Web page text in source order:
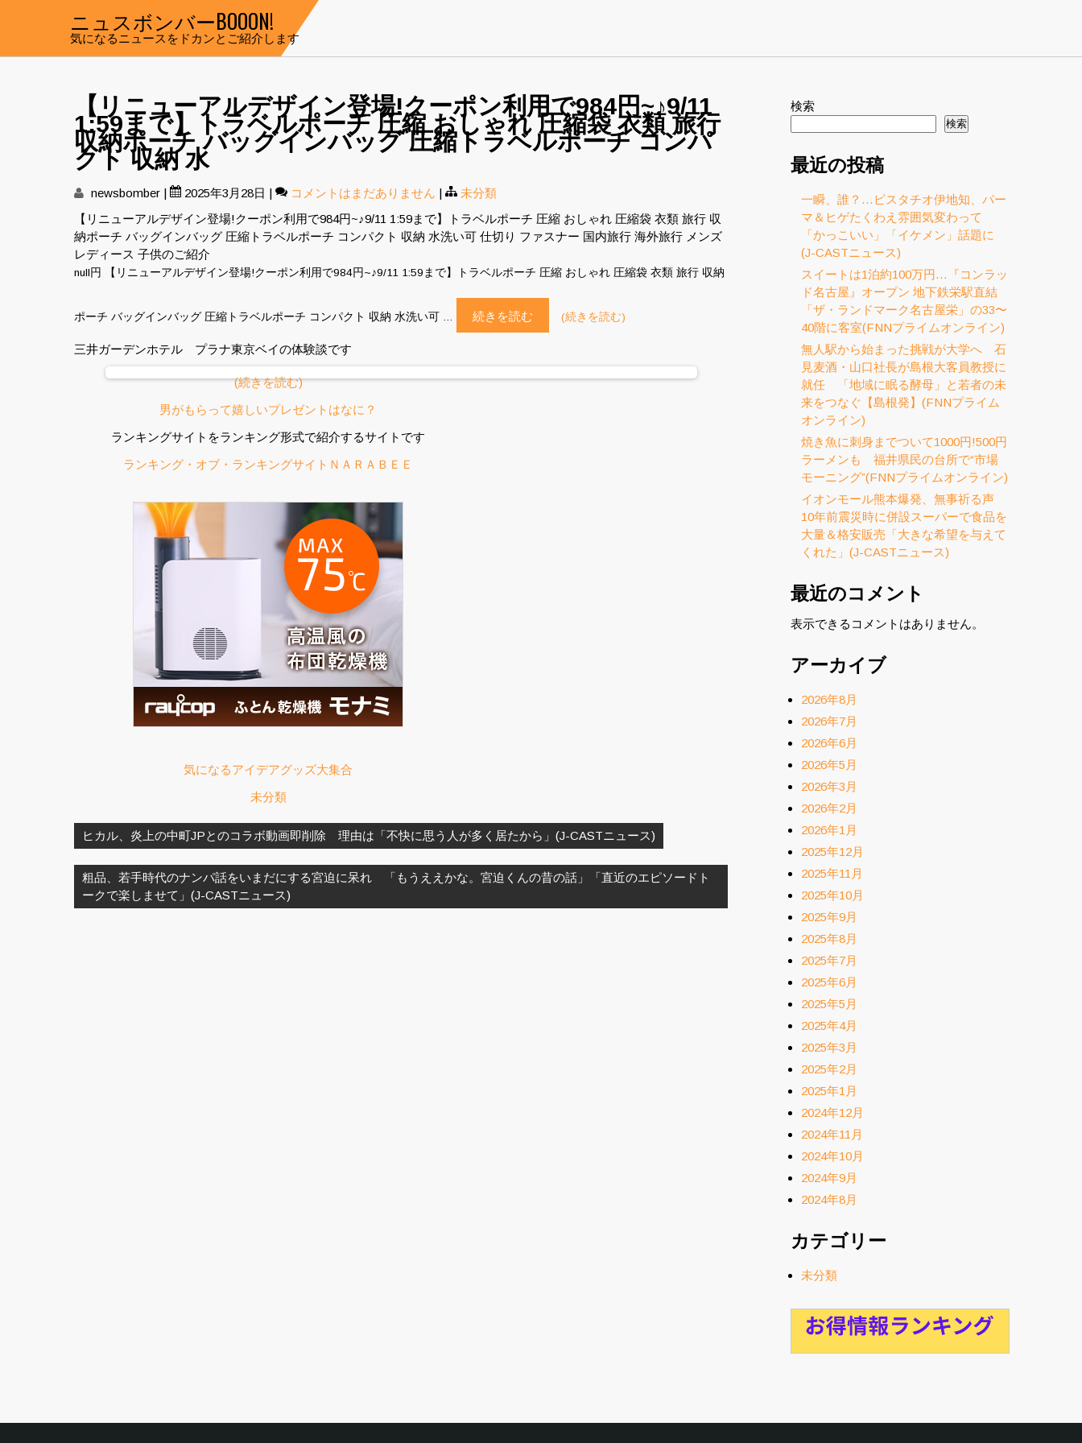
ニュスボンバーBOOON!
気になるニュースをドカンとご紹介します
【リニューアルデザイン登場!クーポン利用で984円~♪9/11
1:59まで】トラベルポーチ 圧縮 おしゃれ 圧縮袋 衣類 旅行
収納ポーチ バッグインバッグ 圧縮トラベルポーチ コンパ
クト 収納 水
newsbomber | 2025年3月28日 | コメントはまだありません |
未分類
【リニューアルデザイン登場!クーポン利用で984円~♪9/11 1:59まで】トラベルポーチ 圧縮 おしゃれ 圧縮袋 衣類 旅行 収
納ポーチ バッグインバッグ 圧縮トラベルポーチ コンパクト 収納 水洗い可 仕切り ファスナー 国内旅行 海外旅行 メンズ
レディース 子供のご紹介
null円 【リニューアルデザイン登場!クーポン利用で984円~♪9/11 1:59まで】トラベルポーチ 圧縮 おしゃれ 圧縮袋 衣類 旅行 収納
ポーチ バッグインバッグ 圧縮トラベルポーチ コンパクト 収納 水洗い可 … 続きを読む (続きを読む)
三井ガーデンホテル プラナ東京ベイの体験談です
(続きを読む)
男がもらって嬉しいプレゼントはなに？
ランキングサイトをランキング形式で紹介するサイトです
ランキング・オブ・ランキングサイトＮＡＲＡＢＥＥ
気になるアイデアグッズ大集合
未分類
ヒカル、炎上の中町JPとのコラボ動画即削除 理由は「不快に思う人が多く居たから」(J-CASTニュース)
粗品、若手時代のナンパ話をいまだにする宮迫に呆れ 「もうええかな。宮迫くんの昔の話」「直近のエピソードト
ークで楽しませて」(J-CASTニュース)
検索
検索
最近の投稿
一瞬、誰？…ピスタチオ伊地知、パー
マ＆ヒゲたくわえ雰囲気変わって
「かっこいい」「イケメン」話題に
(J-CASTニュース)
スイートは1泊約100万円…『コンラッ
ド名古屋』オープン 地下鉄栄駅直結
「ザ・ランドマーク名古屋栄」の33〜
40階に客室(FNNプライムオンライン)
無人駅から始まった挑戦が大学へ 石
見麦酒・山口社長が島根大客員教授に
就任 「地域に眠る酵母」と若者の未
来をつなぐ【島根発】(FNNプライム
オンライン)
焼き魚に刺身までついて1000円!500円
ラーメンも 福井県民の台所で“市場
モーニング”(FNNプライムオンライン)
イオンモール熊本爆発、無事祈る声
10年前震災時に併設スーパーで食品を
大量＆格安販売「大きな希望を与えて
くれた」(J-CASTニュース)
最近のコメント
表示できるコメントはありません。
アーカイブ
2026年8月
2026年7月
2026年6月
2026年5月
2026年3月
2026年2月
2026年1月
2025年12月
2025年11月
2025年10月
2025年9月
2025年8月
2025年7月
2025年6月
2025年5月
2025年4月
2025年3月
2025年2月
2025年1月
2024年12月
2024年11月
2024年10月
2024年9月
2024年8月
カテゴリー
未分類